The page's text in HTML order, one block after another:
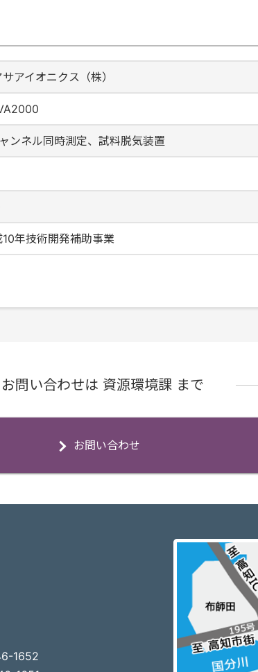
アイオニクス（株）
ンネル同時測定、試料脱気装置
10年技術開発補助事業
お問い合わせは 資源環境課 まで
お問い合わせ
1652